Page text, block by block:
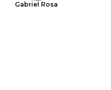
Gabriel Rosa